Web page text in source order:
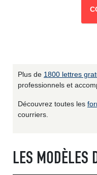
Plus de 1800 lettres
professionnels et
Découvrez toutes les
courriers.
LES MODÈLES